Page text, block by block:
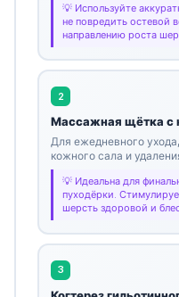
Используйте
не повредить остевой
направлению роста
2
Массажная щётка с
Для ежедневного
кожного сала и
Идеальна для
пуходёрки.
шерсть здоровой и
3